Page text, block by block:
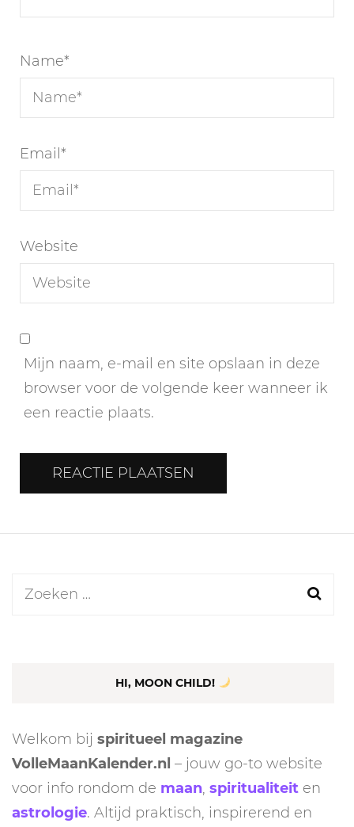
Name*
Email *
Website
Mijn naam, e-mail en site opslaan in deze
browser voor de volgende keer wanneer ik
een reactie plaats.
Zoeken
HI, MOON CHILD!
Welkom bij spiritueel magazine
VolleMaanKalender.nl – jouw go-to website
voor info rondom de maan, spiritualiteit en
astrologie. Altijd praktisch, inspirerend en